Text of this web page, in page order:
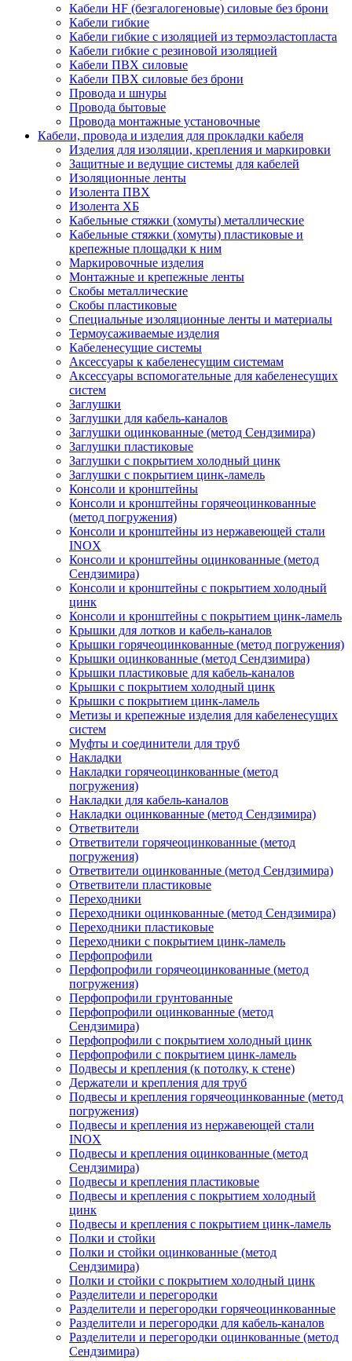
Кабели HF (безгалогеновые) силовые без брони
Кабели гибкие
Кабели гибкие с изоляцией из термоэластопласта
Кабели гибкие с резиновой изоляцией
Кабели ПВХ силовые
Кабели ПВХ силовые без брони
Провода и шнуры
Провода бытовые
Провода монтажные установочные
Кабели, провода и изделия для прокладки кабеля
Изделия для изоляции, крепления и маркировки
Защитные и ведущие системы для кабелей
Изоляционные ленты
Изолента ПВХ
Изолента ХБ
Кабельные стяжки (хомуты) металлические
Кабельные стяжки (хомуты) пластиковые и
крепежные площадки к ним
Маркировочные изделия
Монтажные и крепежные ленты
Скобы металлические
Скобы пластиковые
Специальные изоляционные ленты и материалы
Термоусаживаемые изделия
Кабеленесущие системы
Аксессуары к кабеленесущим системам
Аксессуары вспомогательные для кабеленесущих
систем
Заглушки
Заглушки для кабель-каналов
Заглушки оцинкованные (метод Сендзимира)
Заглушки пластиковые
Заглушки с покрытием холодный цинк
Заглушки с покрытием цинк-ламель
Консоли и кронштейны
Консоли и кронштейны горячеоцинкованные
(метод погружения)
Консоли и кронштейны из нержавеющей стали
INOX
Консоли и кронштейны оцинкованные (метод
Сендзимира)
Консоли и кронштейны с покрытием холодный
цинк
Консоли и кронштейны с покрытием цинк-ламель
Крышки для лотков и кабель-каналов
Крышки горячеоцинкованные (метод погружения)
Крышки оцинкованные (метод Сендзимира)
Крышки пластиковые для кабель-каналов
Крышки с покрытием холодный цинк
Крышки с покрытием цинк-ламель
Метизы и крепежные изделия для кабеленесущих
систем
Муфты и соединители для труб
Накладки
Накладки горячеоцинкованные (метод
погружения)
Накладки для кабель-каналов
Накладки оцинкованные (метод Сендзимира)
Ответвители
Ответвители горячеоцинкованные (метод
погружения)
Ответвители оцинкованные (метод Сендзимира)
Ответвители пластиковые
Переходники
Переходники оцинкованные (метод Сендзимира)
Переходники пластиковые
Переходники с покрытием цинк-ламель
Перфопрофили
Перфопрофили горячеоцинкованные (метод
погружения)
Перфопрофили грунтованные
Перфопрофили оцинкованные (метод
Сендзимира)
Перфопрофили с покрытием холодный цинк
Перфопрофили с покрытием цинк-ламель
Подвесы и крепления (к потолку, к стене)
Держатели и крепления для труб
Подвесы и крепления горячеоцинкованные (метод
погружения)
Подвесы и крепления из нержавеющей стали
INOX
Подвесы и крепления оцинкованные (метод
Сендзимира)
Подвесы и крепления пластиковые
Подвесы и крепления с покрытием холодный
цинк
Подвесы и крепления с покрытием цинк-ламель
Полки и стойки
Полки и стойки оцинкованные (метод
Сендзимира)
Полки и стойки с покрытием холодный цинк
Разделители и перегородки
Разделители и перегородки горячеоцинкованные
Разделители и перегородки для кабель-каналов
Разделители и перегородки оцинкованные (метод
Сендзимира)